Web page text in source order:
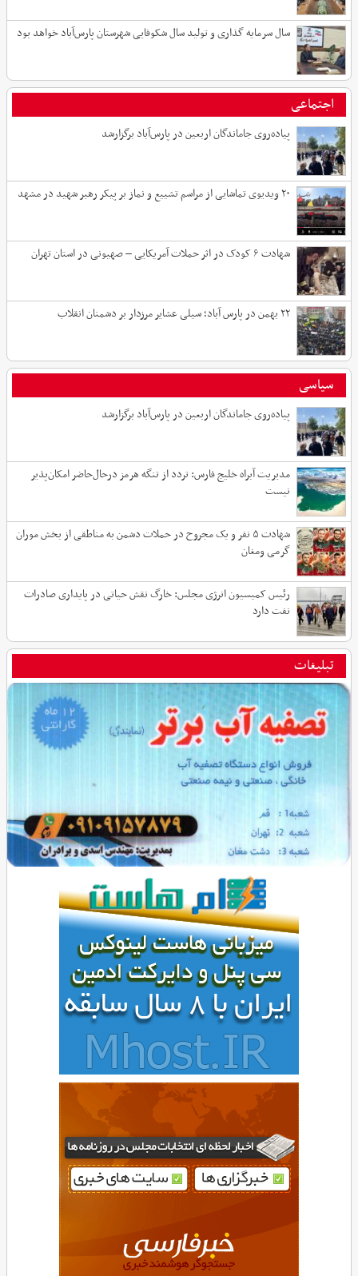
سال سرمایه گذاری و تولید سال شکوفایی شهرستان پارس‌آباد خواهد بود
اجتماعی
پیاده‌روی جاماندگان اربعین در پارس‌آباد برگزارشد
۲۰ ویدیوی تماشایی از مراسم تشییع و نماز بر پیکر رهبر شهید در مشهد
شهادت ۶ کودک در اثر حملات آمریکایی – صهیونی در استان تهران
۲۲ بهمن در پارس آباد؛ سیلی عشایر مرزدار بر دشمنان انقلاب
سیاسی
پیاده‌روی جاماندگان اربعین در پارس‌آباد برگزارشد
مدیریت آبراه خلیج فارس: تردد از تنگه هرمز درحال‌حاضر امکان‌پذیر
نیست
شهادت ۵ نفر و یک مجروح در حملات دشمن به مناطقی از بخش موران
گرمی ومغان
رئیس کمیسیون انرژی مجلس: خارگ نقش حیاتی در پایداری صادرات
نفت دارد
تبلیغات